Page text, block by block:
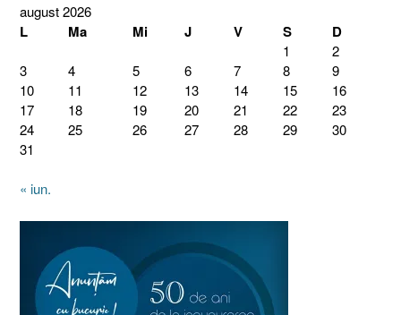
august 2026
L Ma Mi J V S D
1
2
3
4 5 6 7 8
9
10
11 12 13 14 15
16
17
18 19 20 21 22
23
24
25 26 27 28 29
30
31
« iun.